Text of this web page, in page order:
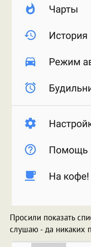
Просили показать
слушаю - да никаких